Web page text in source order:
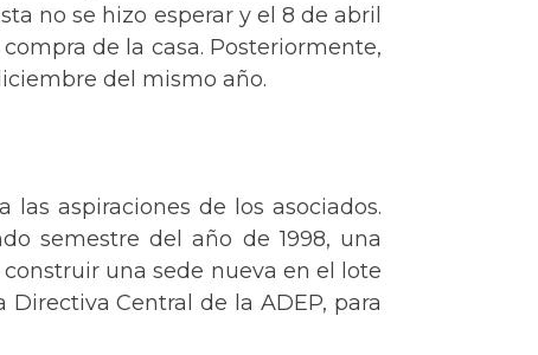
no se hizo esperar y el 8 de abril
de la casa. Posteriormente,
del mismo año.
aspiraciones de los asociados.
semestre del año de 1998, una
una sede nueva en el lote
Central de la ADEP, para